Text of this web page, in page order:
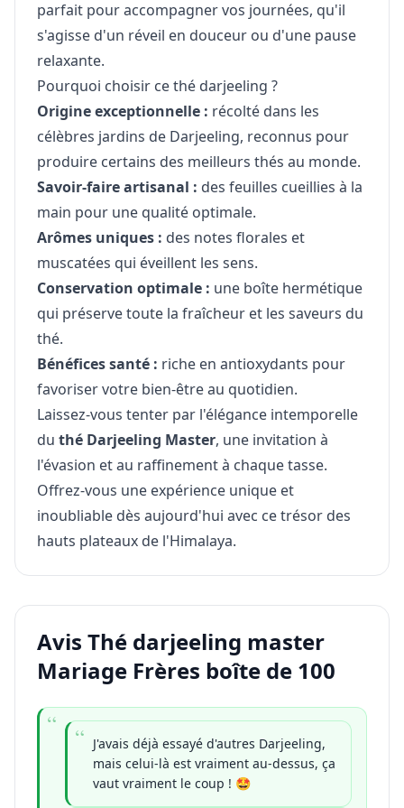
parfait pour accompagner vos journées, qu'il
s'agisse d'un réveil en douceur ou d'une pause
relaxante.
Pourquoi choisir ce thé darjeeling ?
Origine exceptionnelle : récolté dans les
célèbres jardins de Darjeeling, reconnus pour
produire certains des meilleurs thés au monde.
Savoir-faire artisanal : des feuilles cueillies à la
main pour une qualité optimale.
Arômes uniques : des notes florales et
muscatées qui éveillent les sens.
Conservation optimale : une boîte hermétique
qui préserve toute la fraîcheur et les saveurs du
thé.
Bénéfices santé : riche en antioxydants pour
favoriser votre bien-être au quotidien.
Laissez-vous tenter par l'élégance intemporelle
du thé Darjeeling Master, une invitation à
l'évasion et au raffinement à chaque tasse.
Offrez-vous une expérience unique et
inoubliable dès aujourd'hui avec ce trésor des
hauts plateaux de l'Himalaya.
Avis Thé darjeeling master
Mariage Frères boîte de 100
J'avais déjà essayé d'autres Darjeeling,
mais celui-là est vraiment au-dessus, ça
vaut vraiment le coup ! 🤩